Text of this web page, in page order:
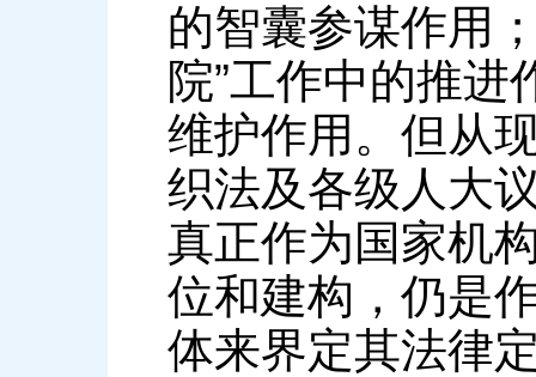
的智囊参谋作用
院”工作中的推
维护作用。但从
织法及各级人大
真正作为国家机
位和建构，仍是
体来界定其法律